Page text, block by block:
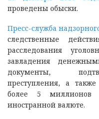
проведены обыски.
Пресс-служба
следственные
расследования
завладения
документы,
преступления, а
более 5 миллионов
иностранной валюте.